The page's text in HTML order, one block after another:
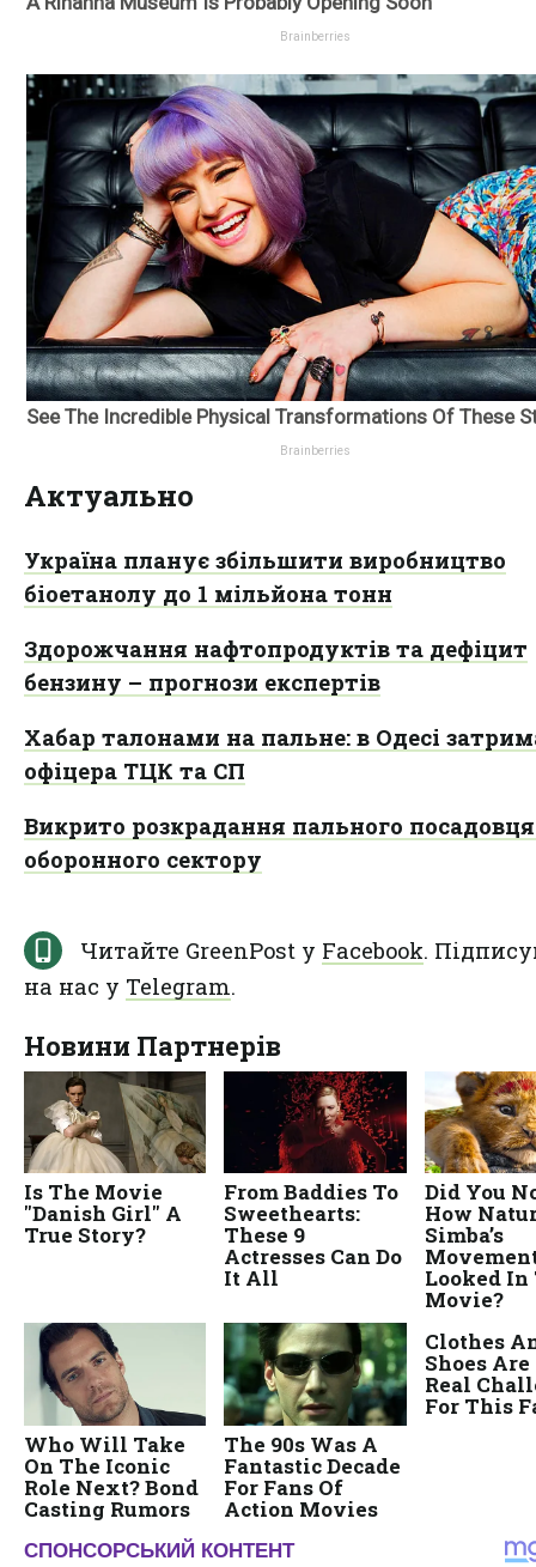
Актуально
Україна планує збільшити виробництво
біоетанолу до 1 мільйона тонн
Здорожчання нафтопродуктів та дефіцит
бензину – прогнози експертів
Хабар талонами на пальне: в Одесі
офіцера ТЦК та СП
Викрито розкрадання пального
оборонного сектору
Читайте GreenPost у Facebook.
на нас у Telegram.